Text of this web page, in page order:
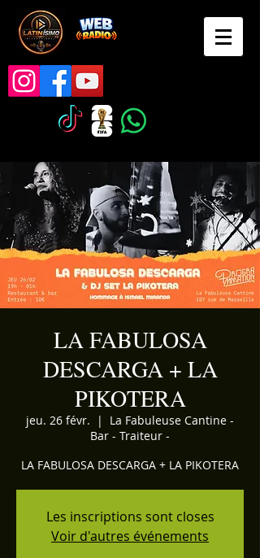
LA FABULOSA
DESCARGA + LA
PIKOTERA
jeu. 26 févr.
  |
La Fabuleuse Cantine -
Bar - Traiteur -
LA FABULOSA DESCARGA + LA PIKOTERA
Les inscriptions sont closes
Voir d'autres événements